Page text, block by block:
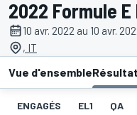
2022 Formule
10 avr. 2022 au 10 avr.
, IT
Vue d'ensemble
ENGAGÉS EL1 QA